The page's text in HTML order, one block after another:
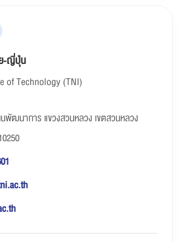
ย-ญี่ปุ่น
of Technology (TNI)
พัฒนาการ แขวงสวนหลวง เขตสวนหลวง